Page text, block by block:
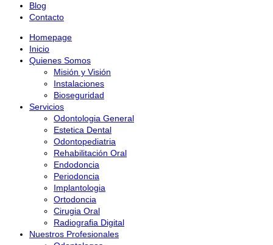
Blog
Contacto
Homepage
Inicio
Quienes Somos
Misión y Visión
Instalaciones
Bioseguridad
Servicios
Odontologia General
Estetica Dental
Odontopediatria
Rehabilitación Oral
Endodoncia
Periodoncia
Implantologia
Ortodoncia
Cirugia Oral
Radiografia Digital
Nuestros Profesionales